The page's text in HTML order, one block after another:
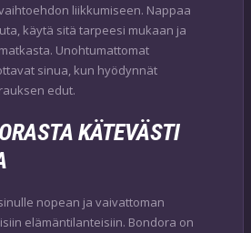
liikkumiseen. Nappaa
käytä sitä tarpeesi mukaan ja
Unohtumattomat
sinua, kun hyödynnät
edut.
KÄTEVÄSTI
nopean ja vaivattoman
elämäntilanteisiin. Bondora on